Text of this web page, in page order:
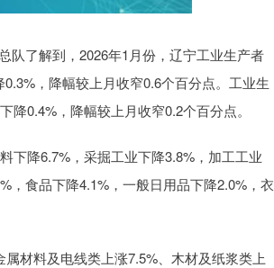
了解到，2026年1月份，辽宁工业生产者
，降幅较上月收窄0.6个百分点。工业生
0.4%，降幅较上月收窄0.2个百分点。
降6.7%，采掘工业下降3.8%，加工工业
，食品下降4.1%，一般日用品下降2.0%，衣
材料及电线类上涨7.5%、木材及纸浆类上
沪深300 4694.44 43.13 0.93%